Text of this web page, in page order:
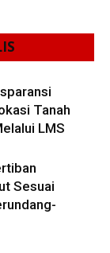
Tanah
LMS
Sesuai